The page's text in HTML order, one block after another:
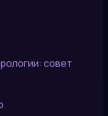
совет